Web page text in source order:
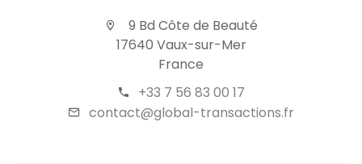
9 Bd Côte de Beauté
17640 Vaux-sur-Mer
France
+33 7 56 83 00 17
contact@global-transactions.fr